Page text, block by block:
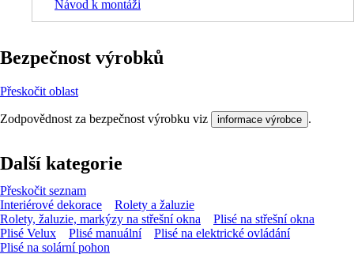
Návod k montáži
Bezpečnost výrobků
Přeskočit oblast
Zodpovědnost za bezpečnost výrobku viz informace výrobce .
Další kategorie
Přeskočit seznam
Interiérové dekorace
Rolety a žaluzie
Rolety, žaluzie, markýzy na střešní okna
Plisé na střešní okna
Plisé Velux
Plisé manuální
Plisé na elektrické ovládání
Plisé na solární pohon